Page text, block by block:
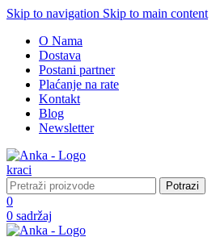
Skip to navigation Skip to main content
O Nama
Dostava
Postani partner
Plaćanje na rate
Kontakt
Blog
Newsletter
Potrazi
0
0 sadržaj